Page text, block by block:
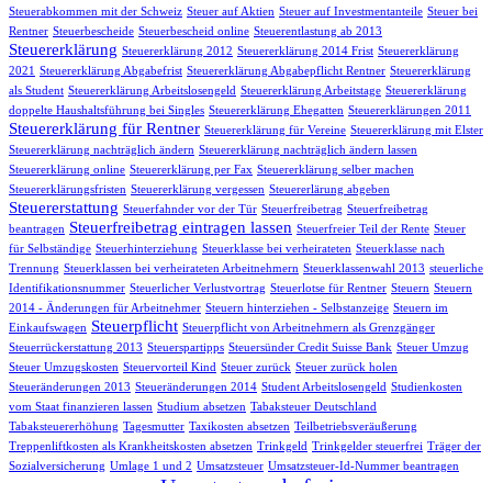
Steuerabkommen mit der Schweiz Steuer auf Aktien Steuer auf Investmentanteile Steuer bei
Rentner Steuerbescheide Steuerbescheid online Steuerentlastung ab 2013
Steuererklärung Steuererklärung 2012 Steuererklärung 2014 Frist Steuererklärung
2021
Steuererklärung Abgabefrist Steuererklärung Abgabepflicht Rentner Steuererklärung
als Student Steuererklärung Arbeitslosengeld Steuererklärung Arbeitstage Steuererklärung
doppelte Haushaltsführung bei Singles Steuererklärung Ehegatten Steuererklärungen 2011
Steuererklärung für Rentner Steuererklärung für Vereine Steuererklärung mit Elster
Steuererklärung nachträglich ändern Steuererklärung nachträglich ändern lassen
Steuererklärung online Steuererklärung per Fax Steuererklärung selber machen
Steuererklärungsfristen Steuererklärung vergessen Steuererlärung abgeben
Steuererstattung Steuerfahnder vor der Tür Steuerfreibetrag Steuerfreibetrag
beantragen Steuerfreibetrag eintragen lassen Steuerfreier Teil der Rente Steuer
für Selbständige Steuerhinterziehung Steuerklasse bei verheirateten Steuerklasse nach
Trennung Steuerklassen bei verheirateten Arbeitnehmern Steuerklassenwahl 2013 steuerliche
Identifikationsnummer Steuerlicher Verlustvortrag Steuerlotse für Rentner Steuern Steuern
2014 - Änderungen für Arbeitnehmer Steuern hinterziehen - Selbstanzeige Steuern im
Einkaufswagen Steuerpflicht Steuerpflicht von Arbeitnehmern als Grenzgänger
Steuerrückerstattung 2013 Steuerspartipps Steuersünder Credit Suisse Bank Steuer Umzug
Steuer Umzugskosten Steuervorteil Kind Steuer zurück Steuer zurück holen
Steueränderungen 2013 Steueränderungen 2014 Student Arbeitslosengeld Studienkosten
vom Staat finanzieren lassen Studium absetzen Tabaksteuer Deutschland
Tabaksteuererhöhung Tagesmutter Taxikosten absetzen Teilbetriebsveräußerung
Treppenliftkosten als Krankheitskosten absetzen Trinkgeld Trinkgelder steuerfrei Träger der
Sozialversicherung Umlage 1 und 2 Umsatzsteuer Umsatzsteuer-Id-Nummer beantragen